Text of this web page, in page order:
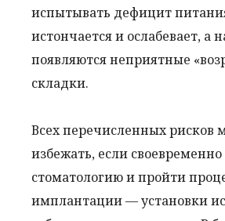
испытывать дефицит
истончается и ослабевает, а
появляются неприятные
складки.
Всех перечисленных рисков
избежать, если своевременно
стоматологию и пройти
имплантации — установки